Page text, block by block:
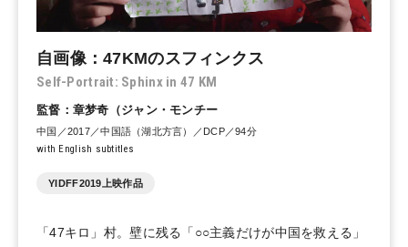
自画像：47KMのスフィンクス
Self-Portrait: Sphinx in 47 KM
監督：章梦奇（ジャン・モンチー
中国／2017／中国語（湖北方言）／DCP／94分
with English subtitles
YIDFF2019上映作品
「47キロ」村。壁に残る「○○主義だけが中国を救える」